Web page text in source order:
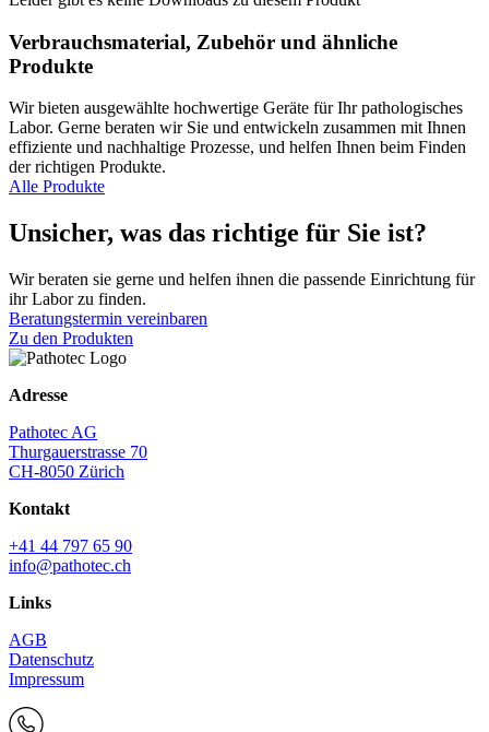
Verbrauchsmaterial, Zubehör und ähnliche
Produkte
Wir bieten ausgewählte hochwertige Geräte für Ihr pathologisches
Labor. Gerne beraten wir Sie und entwickeln zusammen mit Ihnen
effiziente und nachhaltige Prozesse, und helfen Ihnen beim Finden
der richtigen Produkte.
Alle Produkte
Unsicher, was das richtige für Sie ist?
Wir beraten sie gerne und helfen ihnen die passende Einrichtung für
ihr Labor zu finden.
Beratungstermin vereinbaren
Zu den Produkten
Adresse
Pathotec AG
Thurgauerstrasse 70
CH-8050 Zürich
Kontakt
+41 44 797 65 90
info@pathotec.ch
Links
AGB
Datenschutz
Impressum